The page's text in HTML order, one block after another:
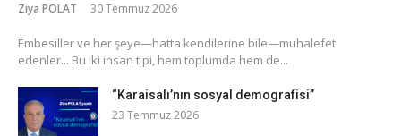
Ziya POLAT 30 Temmuz 2026
​Embesiller ve her şeye—hatta kendilerine bile—muhalefet
edenler... Bu iki insan tipi, hem toplumda hem de...
“Karaisalı’nın sosyal demografisi”
23 Temmuz 2026